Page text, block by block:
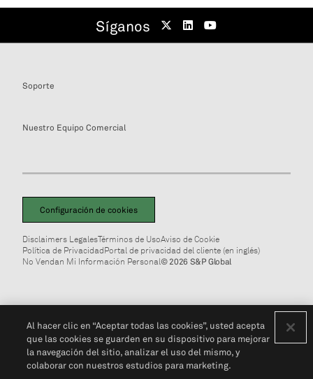
Síganos
Soporte
Nuestro Equipo Comercial
Configuración de cookies
Disclaimers LegalesTérminos de UsoAviso de Cookie
Política de PrivacidadPortal de privacidad del cliente (en inglés)
No Vendan Mi Información Personal© 2026 S&P Global
Al hacer clic en “Aceptar todas las cookies”, usted acepta
que las cookies se guarden en su dispositivo para mejorar
la navegación del sitio, analizar el uso del mismo, y
colaborar con nuestros estudios para marketing.